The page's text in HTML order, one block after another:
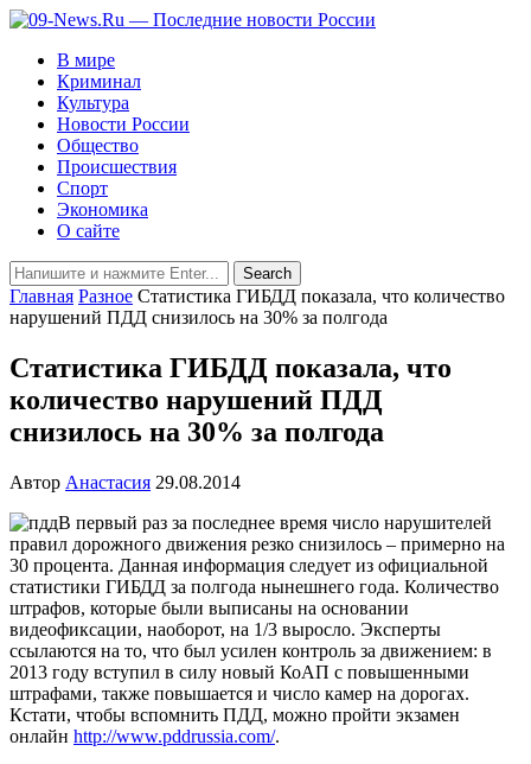
В мире
Криминал
Культура
Новости России
Общество
Происшествия
Спорт
Экономика
О сайте
Главная Разное Статистика ГИБДД показала, что количество
нарушений ПДД снизилось на 30% за полгода
Статистика ГИБДД показала, что
количество нарушений ПДД
снизилось на 30% за полгода
Автор Анастасия 29.08.2014
В первый раз за последнее время число нарушителей
правил дорожного движения резко снизилось – примерно на
30 процента. Данная информация следует из официальной
статистики ГИБДД за полгода нынешнего года. Количество
штрафов, которые были выписаны на основании
видеофиксации, наоборот, на 1/3 выросло. Эксперты
ссылаются на то, что был усилен контроль за движением: в
2013 году вступил в силу новый КоАП с повышенными
штрафами, также повышается и число камер на дорогах.
Кстати, чтобы вспомнить ПДД, можно пройти экзамен
онлайн http://www.pddrussia.com/.